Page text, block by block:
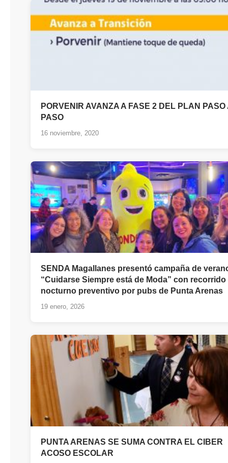
PORVENIR AVANZA A FASE 2 DEL PLAN PASO
PASO
16 noviembre, 2020
SENDA Magallanes presentó campaña de
“Cuidarse Siempre está de Moda” con recorrido
nocturno preventivo por pubs de Punta Arenas
19 enero, 2026
PUNTA ARENAS SE SUMA CONTRA EL CIBER
ACOSO ESCOLAR